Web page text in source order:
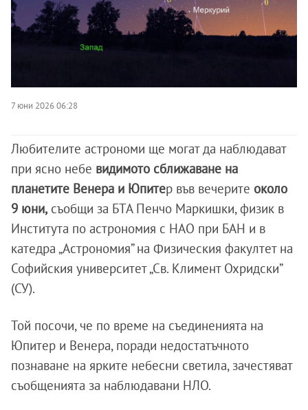
7 юни 2026 06:28
Любителите астрономи ще могат да наблюдават
при ясно небе видимото сближаване на
планетите Венера и Юпитер във вечерите около
9 юни, съобщи за БТА Пенчо Маркишки, физик в
Института по астрономия с НАО при БАН и в
катедра „Астрономия” на Физическия факултет на
Софийския университет „Св. Климент Охридски”
(СУ).
Той посочи, че по време на съединенията на
Юпитер и Венера, поради недостатъчното
познаване на ярките небесни светила, зачестяват
съобщенията за наблюдавани НЛО.